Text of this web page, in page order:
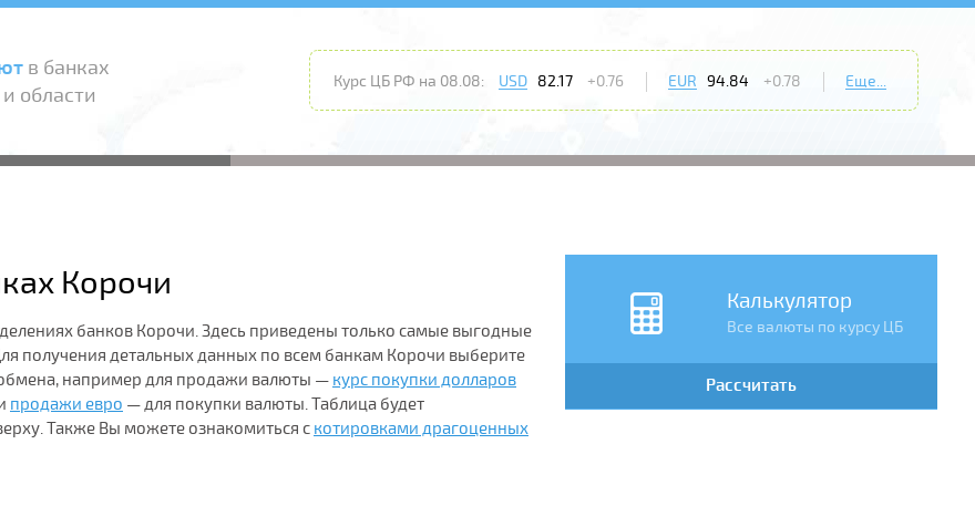
в банках
области
Курс ЦБ РФ на 08.08: USD 82.17 +0.76 EUR 94.84 +0.78 Еще...
Калькулятор
Все валюты по курсу ЦБ
Рассчитать
Корочи
банков Корочи. Здесь приведены только самые выгодные
получения детальных данных по всем банкам Корочи выберите
например для продажи валюты — курс покупки долларов
продажи евро — для покупки валюты. Таблица будет
Также Вы можете ознакомиться с котировками драгоценных